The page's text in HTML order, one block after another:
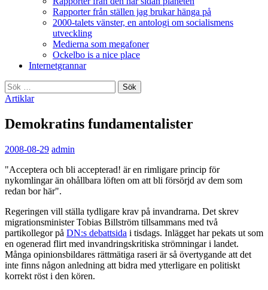
Rapporter från ställen jag brukar hänga på
2000-talets vänster, en antologi om socialismens
utveckling
Medierna som megafoner
Ockelbo is a nice place
Internetgrannar
Sök
efter:
Artiklar
Demokratins fundamentalister
2008-08-29 admin
"Acceptera och bli accepterad! är en rimligare princip för
nykomlingar än ohållbara löften om att bli försörjd av dem som
redan bor här".
Regeringen vill ställa tydligare krav på invandrarna. Det skrev
migrationsminister Tobias Billström tillsammans med två
partikollegor på DN:s debattsida i tisdags. Inlägget har pekats ut som
en ogenerad flirt med invandringskritiska strömningar i landet.
Många opinionsbildares rättmätiga raseri är så övertygande att det
inte finns någon anledning att bidra med ytterligare en politiskt
korrekt röst i den kören.